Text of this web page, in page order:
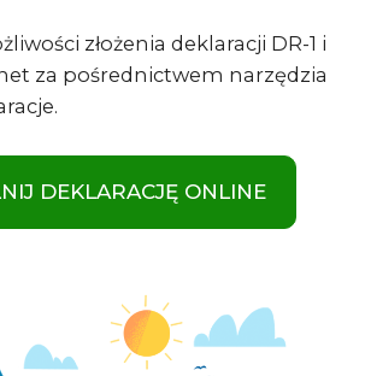
złożenia deklaracji DR-1 i
za pośrednictwem narzędzia
DEKLARACJĘ ONLINE